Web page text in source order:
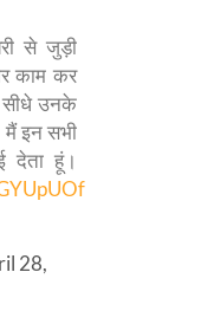
से जुड़ी
काम कर
सीधे उनके
मैं इन सभी
देता हूं।
28,